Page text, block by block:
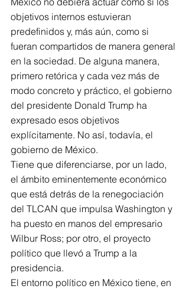
objetivos internos estuvieran
predefinidos y, más aún, como si
fueran compartidos de manera general
en la sociedad. De alguna manera,
primero retórica y cada vez más de
modo concreto y práctico, el gobierno
del presidente Donald Trump ha
expresado esos objetivos
explícitamente. No así, todavía, el
gobierno de México.
Tiene que diferenciarse, por un lado,
el ámbito eminentemente económico
que está detrás de la renegociación
del TLCAN que impulsa Washington y
ha puesto en manos del empresario
Wilbur Ross; por otro, el proyecto
político que llevó a Trump a la
presidencia.
El entorno político en México tiene, en